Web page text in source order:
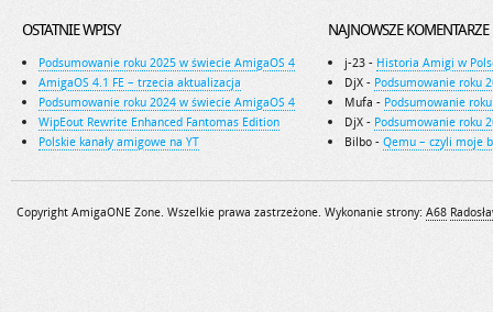
OSTATNIE WPISY
Podsumowanie roku 2025 w świecie AmigaOS 4
AmigaOS 4.1 FE – trzecia aktualizacja
Podsumowanie roku 2024 w świecie AmigaOS 4
WipEout Rewrite Enhanced Fantomas Edition
Polskie kanały amigowe na YT
NAJNOWSZE KOMENTARZE
j-23 - Historia Amigi w
DjX - Podsumowanie roku
Mufa - Podsumowanie
DjX - Podsumowanie roku
Bilbo - Qemu – czyli moje
Copyright AmigaONE Zone. Wszelkie prawa zastrzeżone. Wykonanie strony: A68